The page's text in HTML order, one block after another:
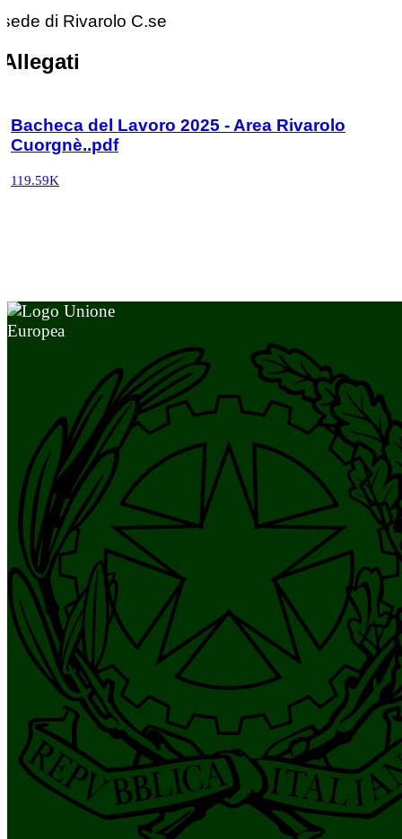
sede di Rivarolo C.se
Allegati
Bacheca del Lavoro 2025 - Area Rivarolo
Cuorgnè..pdf
119.59K